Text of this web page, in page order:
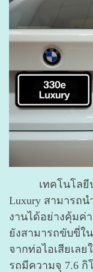
เทคโนโลยีปลั๊
Luxury สามารถ
งานได้อย่างคุ้มค่
ยังสามารถขับขี่ใ
จากท่อไอเสียเลย
รถมีความจุ 7.6